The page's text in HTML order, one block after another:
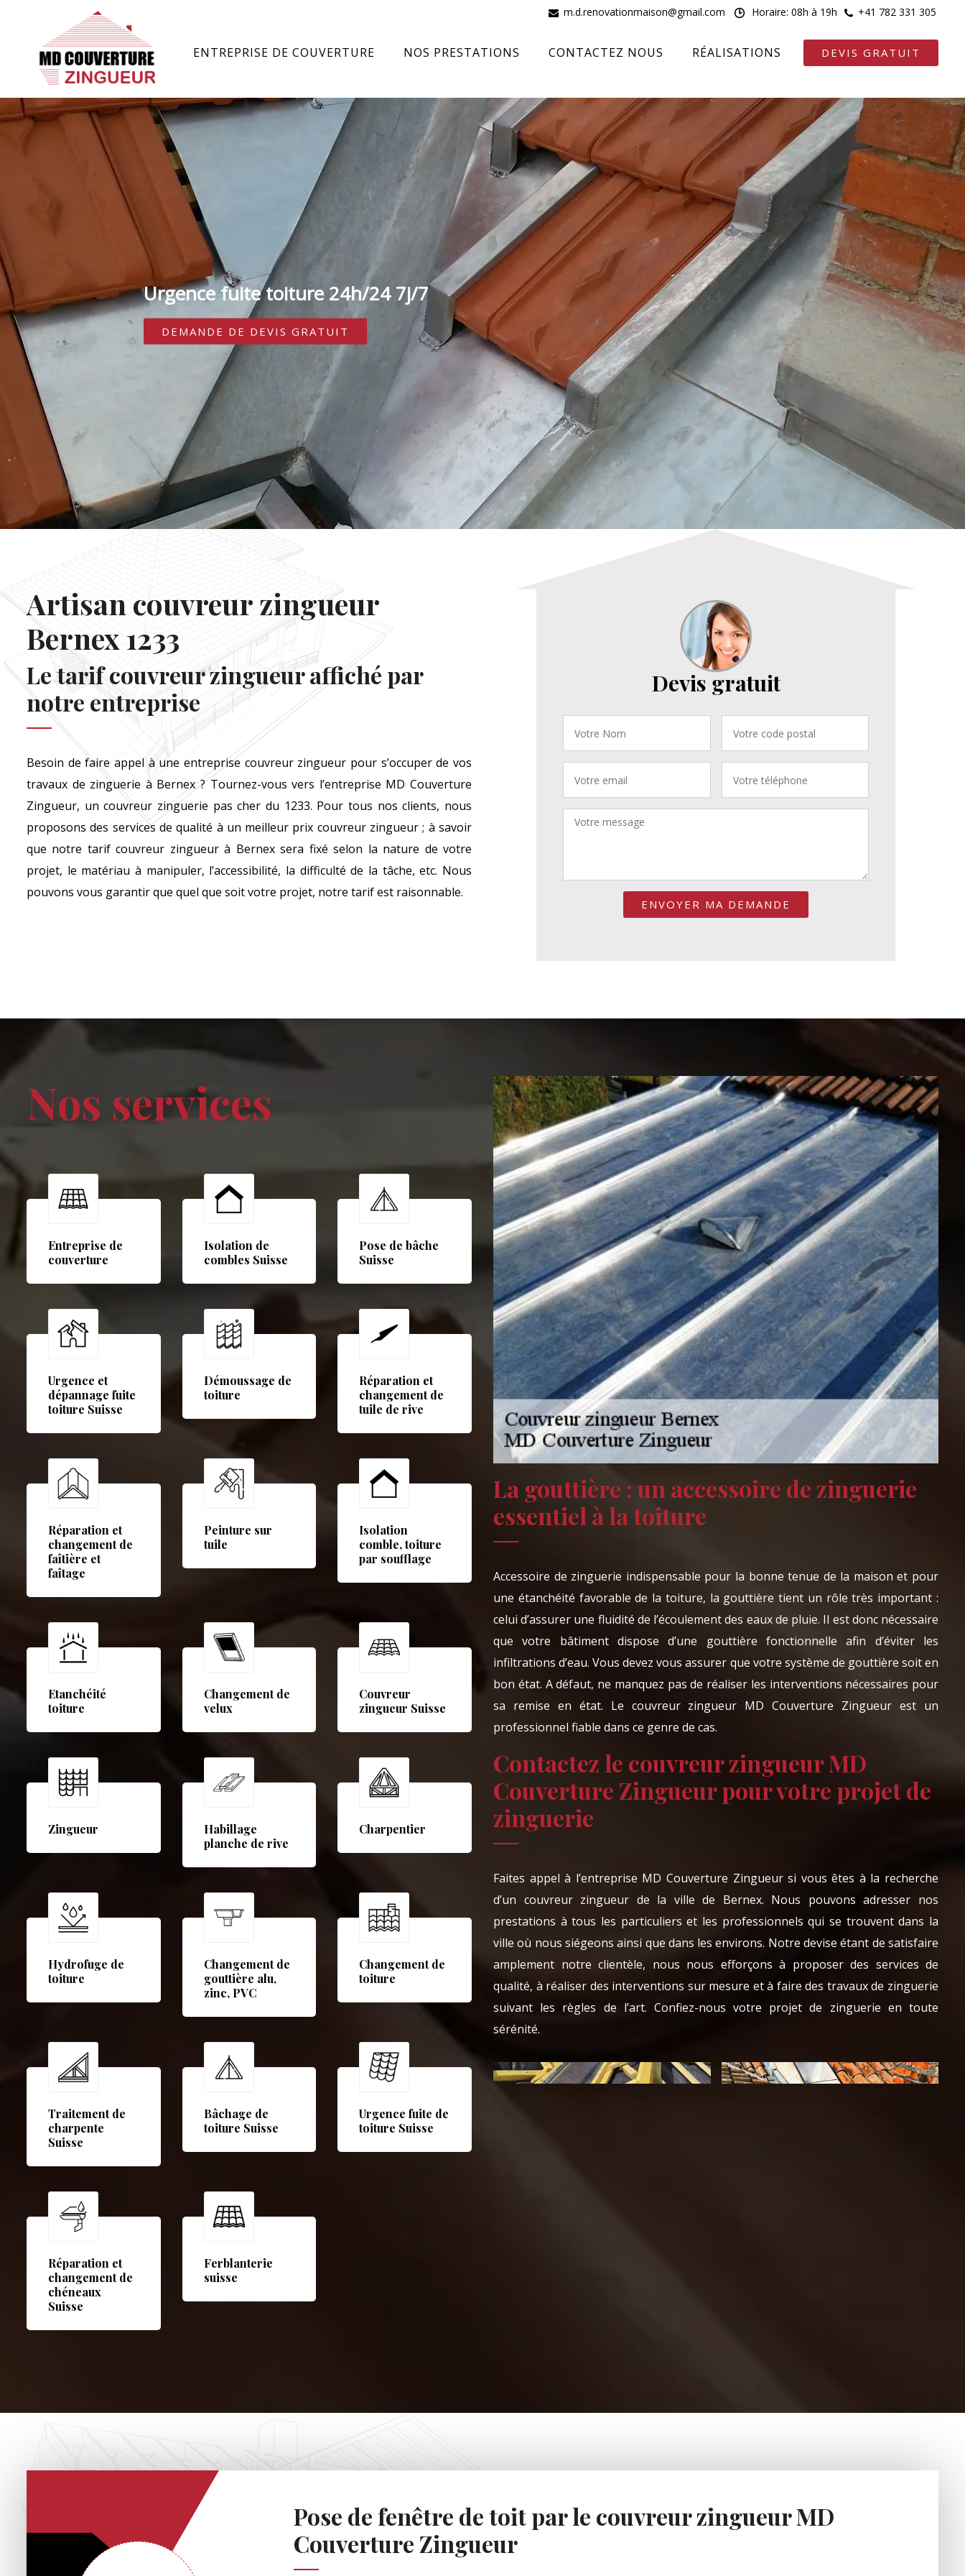
ENTREPRISE DE COUVERTURE NOS PRESTATIONS CONTACTEZ NOUS RÉALISATIONS DEVIS GRATUIT
m.d.renovationmaison@gmail.com Horaire: 08h à 19h +41 782 331 305
Urgence fuite toiture 24h/24 7j/7
DEMANDE DE DEVIS GRATUIT
Artisan couvreur zingueur
Bernex 1233
Le tarif couvreur zingueur affiché par
notre entreprise
Besoin de faire appel à une entreprise couvreur zingueur pour s’occuper de vos
travaux de zinguerie à Bernex ? Tournez-vous vers l’entreprise MD Couverture
Zingueur, un couvreur zinguerie pas cher du 1233. Pour tous nos clients, nous
proposons des services de qualité à un meilleur prix couvreur zingueur ; à savoir
que notre tarif couvreur zingueur à Bernex sera fixé selon la nature de votre
projet, le matériau à manipuler, l’accessibilité, la difficulté de la tâche, etc. Nous
pouvons vous garantir que quel que soit votre projet, notre tarif est raisonnable.
Devis gratuit
Nos services
Entreprise de
couverture
Isolation de
combles Suisse
Pose de bâche
Suisse
Urgence et
dépannage fuite
toiture Suisse
Démoussage de
toiture
Réparation et
changement de
tuile de rive
Réparation et
changement de
faîtière et
faîtage
Peinture sur
tuile
Isolation
comble, toiture
par soufflage
Etanchéité
toiture
Changement de
velux
Couvreur
zingueur Suisse
Zingueur
Habillage
planche de rive
Charpentier
Hydrofuge de
toiture
Changement de
gouttière alu,
zinc, PVC
Changement de
toiture
Traitement de
charpente
Suisse
Bâchage de
toiture Suisse
Urgence fuite de
toiture Suisse
Réparation et
changement de
chéneaux
Suisse
Ferblanterie
suisse
La gouttière : un accessoire de zinguerie
essentiel à la toiture
Accessoire de zinguerie indispensable pour la bonne tenue de la maison et pour
une étanchéité favorable de la toiture, la gouttière tient un rôle très important :
celui d’assurer une fluidité de l’écoulement des eaux de pluie. Il est donc nécessaire
que votre bâtiment dispose d’une gouttière fonctionnelle afin d’éviter les
infiltrations d’eau. Vous devez vous assurer que votre système de gouttière soit en
bon état. A défaut, ne manquez pas de réaliser les interventions nécessaires pour
sa remise en état. Le couvreur zingueur MD Couverture Zingueur est un
professionnel fiable dans ce genre de cas.
Contactez le couvreur zingueur MD
Couverture Zingueur pour votre projet de
zinguerie
Faites appel à l’entreprise MD Couverture Zingueur si vous êtes à la recherche
d’un couvreur zingueur de la ville de Bernex. Nous pouvons adresser nos
prestations à tous les particuliers et les professionnels qui se trouvent dans la
ville où nous siégeons ainsi que dans les environs. Notre devise étant de satisfaire
amplement notre clientèle, nous nous efforçons à proposer des services de
qualité, à réaliser des interventions sur mesure et à faire des travaux de zinguerie
suivant les règles de l’art. Confiez-nous votre projet de zinguerie en toute
sérénité.
Pose de fenêtre de toit par le couvreur zingueur MD
Couverture Zingueur